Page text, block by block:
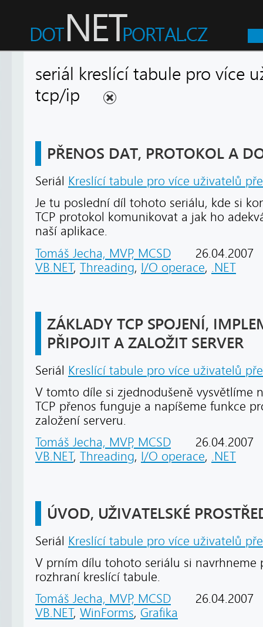
seriál kreslící tabule pro více
tcp/ip
PŘENOS DAT, PROTOKOL A
Seriál Kreslící tabule pro více uživatelů
Je tu poslední díl tohoto seriálu, kde si
TCP protokol komunikovat a jak ho
naší aplikace.
Tomáš Jecha, MVP, MCSD
26.04.2007
VB.NET, Threading, I/O operace, .NET
ZÁKLADY TCP SPOJENÍ,
PŘIPOJIT A ZALOŽIT SERVER
Seriál Kreslící tabule pro více uživatelů
V tomto díle si zjednodušeně vysvětlíme
TCP přenos funguje a napíšeme funkce
založení serveru.
Tomáš Jecha, MVP, MCSD
26.04.2007
VB.NET, Threading, I/O operace, .NET
ÚVOD, UŽIVATELSKÉ
Seriál Kreslící tabule pro více uživatelů
V prním dílu tohoto seriálu si navrhneme
rozhraní kreslící tabule.
Tomáš Jecha, MVP, MCSD
26.04.2007
VB.NET, WinForms, Grafika